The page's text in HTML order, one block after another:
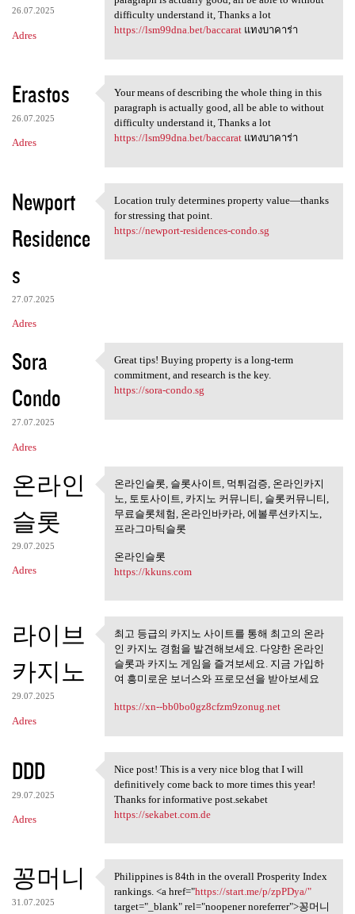
26.07.2025
Adres
difficulty understand it, Thanks a lot
https://lsm99dna.bet/baccaratแทงบาคาร่า
Erastos
26.07.2025
Adres
Your means of describing the
Your means of describing the whole thing in this
paragraph is actually good, all be able to without
difficulty understand it, Thanks a lot
https://lsm99dna.bet/baccaratแทงบาคาร่า
Newport
Residence
s
27.07.2025
Adres
Location truly determines
Location truly determines property value—thanks
for stressing that point.
https://newport-residences-condo.sg
Sora
Condo
27.07.2025
Adres
Great tips! Buying property
Great tips! Buying property is a long-term
commitment, and research is the key.
https://sora-condo.sg
온라인
슬롯
29.07.2025
Adres
온라인슬롯, 슬롯사이트, 먹튀검
증, 온라인카지노,
온라인슬롯, 슬롯사이트, 먹튀검증, 온라인카지
노, 토토사이트, 카지노 커뮤니티, 슬롯커뮤니티,
무료슬롯체험, 온라인바카라, 에볼루션카지노,
프라그마틱슬롯
온라인슬롯
https://kkuns.com
라이브
카지노
29.07.2025
Adres
최고 등급의 카지노 사이트를 통
해 최고의 온라인
최고 등급의 카지노 사이트를 통해 최고의 온라
인 카지노 경험을 발견해보세요. 다양한 온라인
슬롯과 카지노 게임을 즐겨보세요. 지금 가입하
여 흥미로운 보너스와 프로모션을 받아보세요
https://xn--bb0bo0gz8cfzm9zonug.net
DDD
29.07.2025
Adres
Nice post! This is a very
Nice post! This is a very nice blog that I will
definitively come back to more times this year!
Thanks for informative post.sekabet
https://sekabet.com.de
꽁머니
31.07.2025
Philippines is 84th in the
Philippines is 84th in the overall Prosperity Index
rankings. <a href="https://start.me/p/zpPDya/"
target="_blank" rel="noopener noreferrer">꽁머니